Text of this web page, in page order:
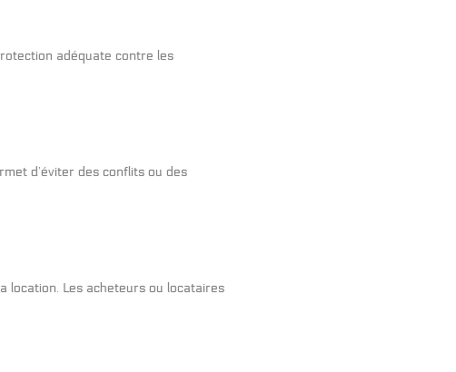
adéquate contre les
d’éviter des conflits ou des
location. Les acheteurs ou locataires